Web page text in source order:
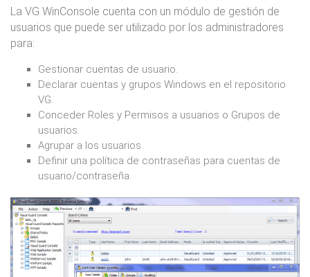
La VG WinConsole cuenta con un módulo de gestión de
usuarios que puede ser utilizado por los administradores
para:
Gestionar cuentas de usuario.
Declarar cuentas y grupos Windows en el repositorio
VG.
Conceder Roles y Permisos a usuarios o Grupos de
usuarios.
Agrupar a los usuarios.
Definir una política de contraseñas para cuentas de
usuario/contraseña.